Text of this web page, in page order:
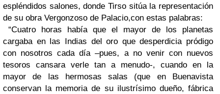
espléndidos salones, donde Tirso sitúa la representación
de su obra Vergonzoso de Palacio,con estas palabras:
“Cuatro horas había que el mayor de los planetas
cargaba en las Indias del oro que desperdicia pródigo
con nosotros cada día –pues, a no venir con nuevos
tesoros cansara verle tan a menudo-, cuando en la
mayor de las hermosas salas (que en Buenavista
conservan la memoria de su ilustrísimo dueño, fábrica